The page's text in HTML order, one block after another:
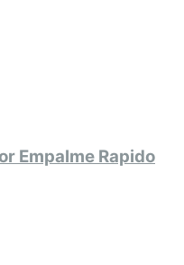
Empalme Rapido